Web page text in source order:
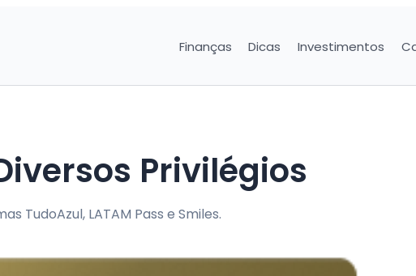
Finanças Dicas Investimentos
Privilégios
TudoAzul, LATAM Pass e Smiles.